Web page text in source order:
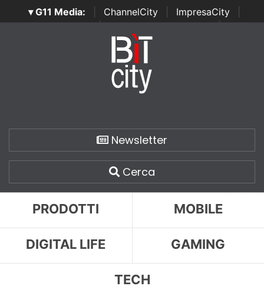
▾ G11 Media: ChannelCity ImpresaCity
SecurityOpenLab | Italian Channel Awards | Italian
Italian Security Awards
Newsletter
Cerca
PRODOTTI MOBILE
DIGITAL LIFE GAMING
TECH